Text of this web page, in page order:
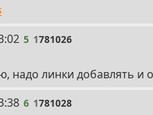
5 1781026
надо линки добавлять и
6 1781028